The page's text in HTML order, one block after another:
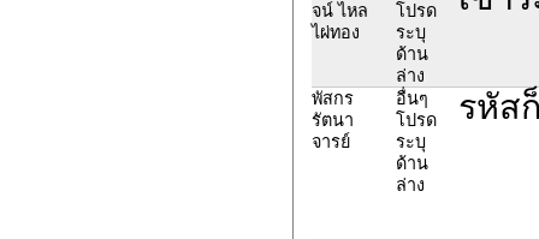
จน์ ไหล
ไผ่ทอง
โปรด
ระบุ
ด้าน
ล่าง
พัสกร
รัตนา
จารย์
อื่นๆ
โปรด
ระบุ
ด้าน
ล่าง
รหัส